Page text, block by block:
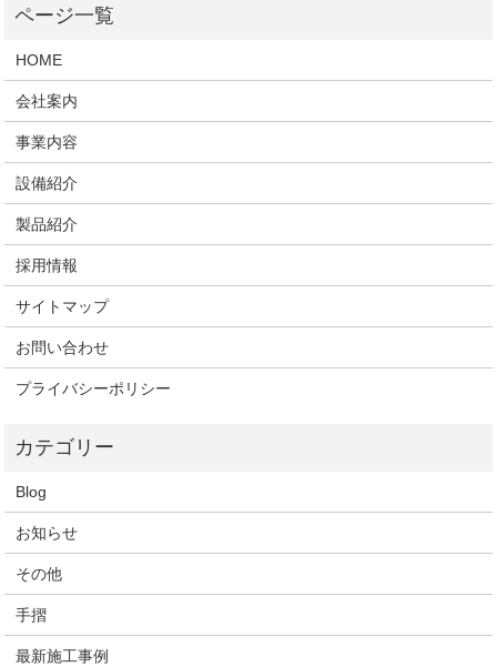
HOME
会社案内
事業内容
設備紹介
製品紹介
採用情報
サイトマップ
お問い合わせ
プライバシーポリシー
Blog
お知らせ
その他
手摺
最新施工事例